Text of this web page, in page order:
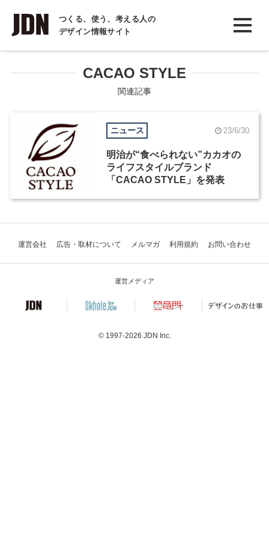
つくる、使う、考える人の
デザイン情報サイト
INTERVIEW
インタビュー
REPORT
コラム
CACAO STYLE
関連記事
ニュース 23/6/30
明治が“食べられない”カカオの
ライフスタイルブランド
「CACAO STYLE」を発表
運営会社 広告・取材について メルマガ 利用規約 お問い合わせ
運営メディア
© 1997-2026 JDN Inc.